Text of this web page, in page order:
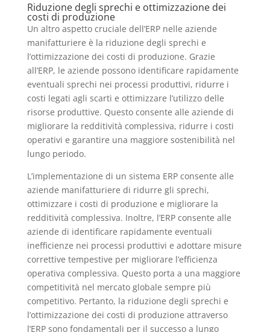
Riduzione degli sprechi e ottimizzazione dei
costi di produzione
Un altro aspetto cruciale dell’ERP nelle aziende
manifatturiere è la riduzione degli sprechi e
l’ottimizzazione dei costi di produzione. Grazie
all’ERP, le aziende possono identificare rapidamente
eventuali sprechi nei processi produttivi, ridurre i
costi legati agli scarti e ottimizzare l’utilizzo delle
risorse produttive. Questo consente alle aziende di
migliorare la redditività complessiva, ridurre i costi
operativi e garantire una maggiore sostenibilità nel
lungo periodo.
L’implementazione di un sistema ERP consente alle
aziende manifatturiere di ridurre gli sprechi,
ottimizzare i costi di produzione e migliorare la
redditività complessiva. Inoltre, l’ERP consente alle
aziende di identificare rapidamente eventuali
inefficienze nei processi produttivi e adottare misure
correttive tempestive per migliorare l’efficienza
operativa complessiva. Questo porta a una maggiore
competitività nel mercato globale sempre più
competitivo. Pertanto, la riduzione degli sprechi e
l’ottimizzazione dei costi di produzione attraverso
l’ERP sono fondamentali per il successo a lungo